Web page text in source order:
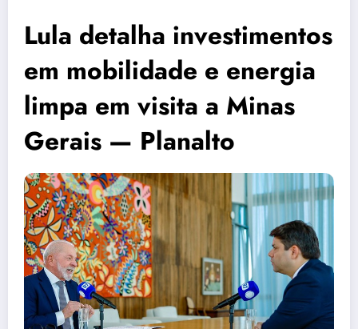
Lula detalha investimentos
em mobilidade e energia
limpa em visita a Minas
Gerais — Planalto